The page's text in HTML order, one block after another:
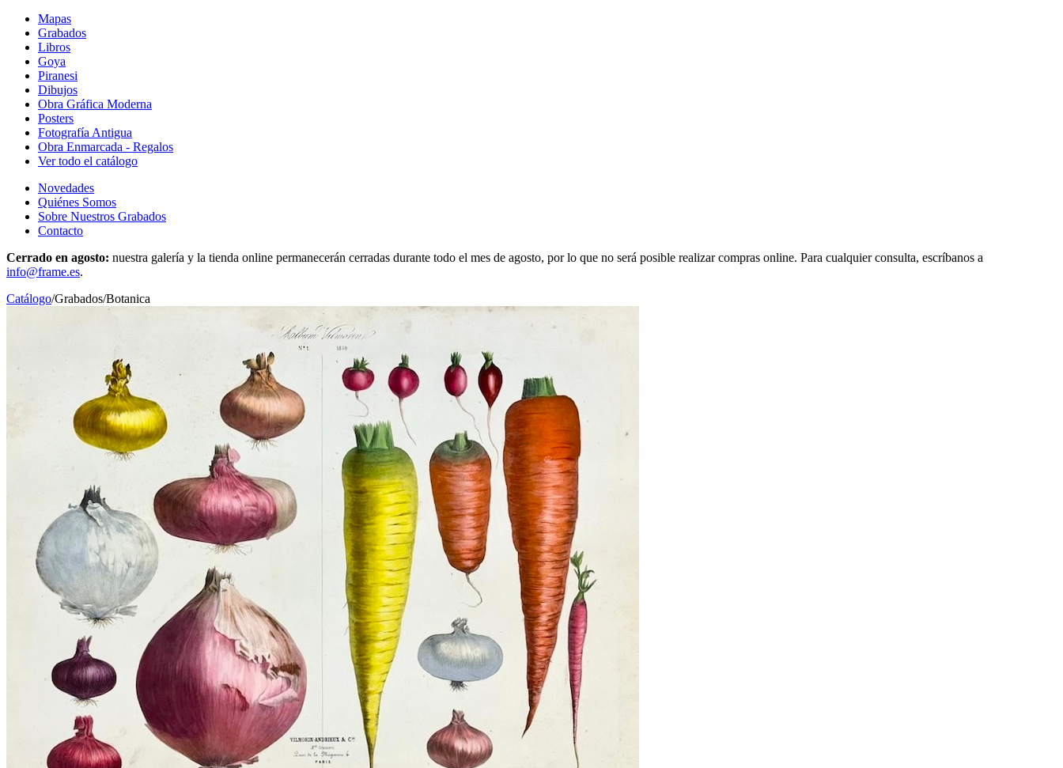
Mapas
Grabados
Libros
Goya
Piranesi
Dibujos
Obra Gráfica Moderna
Posters
Fotografía Antigua
Obra Enmarcada - Regalos
Ver todo el catálogo
Novedades
Quiénes Somos
Sobre Nuestros Grabados
Contacto
Cerrado en agosto: nuestra galería y la tienda online permanecerán cerradas durante todo el mes de agosto, por lo que no será posible realizar compras online. Para cualquier consulta, escríbanos a
info@frame.es.
Catálogo/Grabados/Botanica